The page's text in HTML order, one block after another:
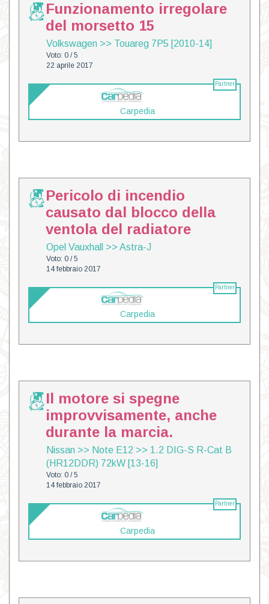
Funzionamento irregolare
del morsetto 15
Volkswagen >> Touareg 7P5 [2010-14]
Voto: 0 / 5
22 aprile 2017
Partner
Carpedia
Pericolo di incendio
causato dal blocco della
ventola del radiatore
Opel Vauxhall >> Astra-J
Voto: 0 / 5
14 febbraio 2017
Partner
Carpedia
Il motore si spegne
improvvisamente, anche
durante la marcia.
Nissan >> Note E12 >> 1.2 DIG-S R-Cat B
(HR12DDR) 72kW [13-16]
Voto: 0 / 5
14 febbraio 2017
Partner
Carpedia